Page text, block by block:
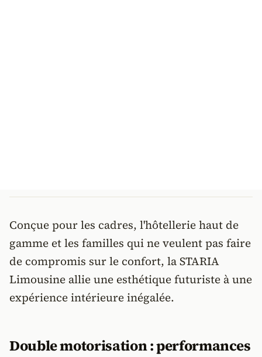
Conçue pour les cadres, l'hôtellerie haut de
gamme et les familles qui ne veulent pas faire
de compromis sur le confort, la STARIA
Limousine allie une esthétique futuriste à une
expérience intérieure inégalée.
Double motorisation : performances